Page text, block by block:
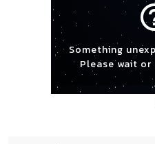
Something
Please wait